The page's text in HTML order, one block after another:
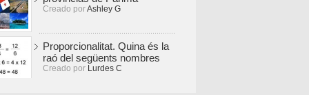
Creado porAshley G
Proporcionalitat. Quina és la
raó del següents nombres
Creado por Lurdes C